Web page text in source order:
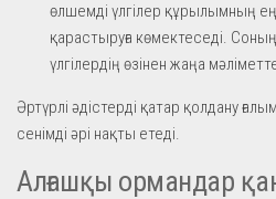
өлшемді үлгілер құрылымның
қарастыруға көмектеседі.
үлгілердің өзінен жаңа
Әртүрлі әдістерді қатар қолдану
сенімді әрі нақты етеді.
Алғашқы ормандар